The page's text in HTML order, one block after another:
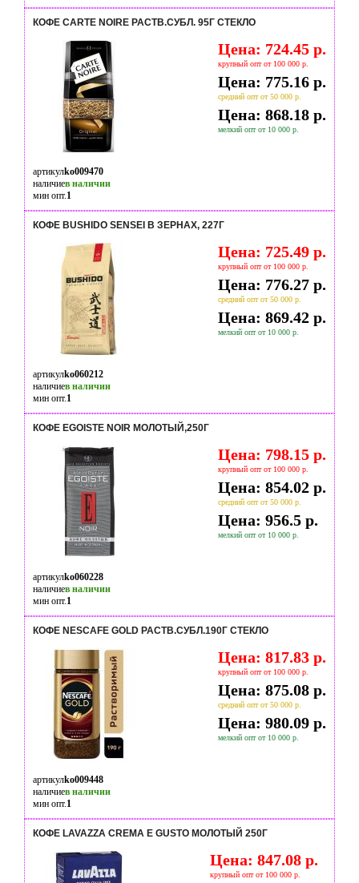
КОФЕ CARTE NOIRE РАСТВ.СУБЛ. 95Г СТЕКЛО
Цена: 724.45 р.
крупный опт от 100 000 р.
Цена: 775.16 р.
средний опт от 50 000 р.
Цена: 868.18 р.
мелкий опт от 10 000 р.
артикулko009470
наличиев наличии
мин опт.1
КОФЕ BUSHIDO SENSEI В ЗЕРНАХ, 227Г
Цена: 725.49 р.
крупный опт от 100 000 р.
Цена: 776.27 р.
средний опт от 50 000 р.
Цена: 869.42 р.
мелкий опт от 10 000 р.
артикулko060212
наличиев наличии
мин опт.1
КОФЕ EGOISTE NOIR МОЛОТЫЙ,250Г
Цена: 798.15 р.
крупный опт от 100 000 р.
Цена: 854.02 р.
средний опт от 50 000 р.
Цена: 956.5 р.
мелкий опт от 10 000 р.
артикулko060228
наличиев наличии
мин опт.1
КОФЕ NESCAFE GOLD РАСТВ.СУБЛ.190Г СТЕКЛО
Цена: 817.83 р.
крупный опт от 100 000 р.
Цена: 875.08 р.
средний опт от 50 000 р.
Цена: 980.09 р.
мелкий опт от 10 000 р.
артикулko009448
наличиев наличии
мин опт.1
КОФЕ LAVAZZA CREMA E GUSTO МОЛОТЫЙ 250Г
Цена: 847.08 р.
крупный опт от 100 000 р.